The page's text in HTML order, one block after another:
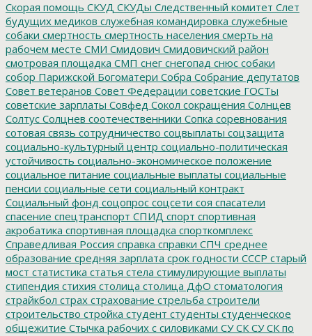
Скорая помощь СКУД СКУДы Следственный комитет Слет
будущих медиков служебная командировка служебные
собаки смертность смертность населения смерть на
рабочем месте СМИ Смидович Смидовичский район
смотровая площадка СМП снег снегопад снюс собаки
собор Парижской Богоматери Собра Собрание депутатов
Совет ветеранов Совет Федерации советские ГОСТы
советские зарплаты Совфед Сокол сокращения Солнцев
Солтус Солцнев соотечественники Сопка соревнования
сотовая связь сотрудничество соцвыплаты соцзащита
социально-культурный центр социально-политическая
устойчивость социально-экономическое положение
социальное питание социальные выплаты социальные
пенсии социальные сети социальный контракт
Социальный фонд соцопрос соцсети соя спасатели
спасение спецтранспорт СПИД спорт спортивная
акробатика спортивная площадка спорткомплекс
Справедливая Россия справка справки СПЧ среднее
образование средняя зарплата срок годности СССР старый
мост статистика статья стела стимулирующие выплаты
стипендия стихия столица столица ДфО стоматология
страйкбол страх страхование стрельба строители
строительство стройка студент студенты студенческое
общежитие Стычка рабочих с силовиками СУ СК СУ СК по